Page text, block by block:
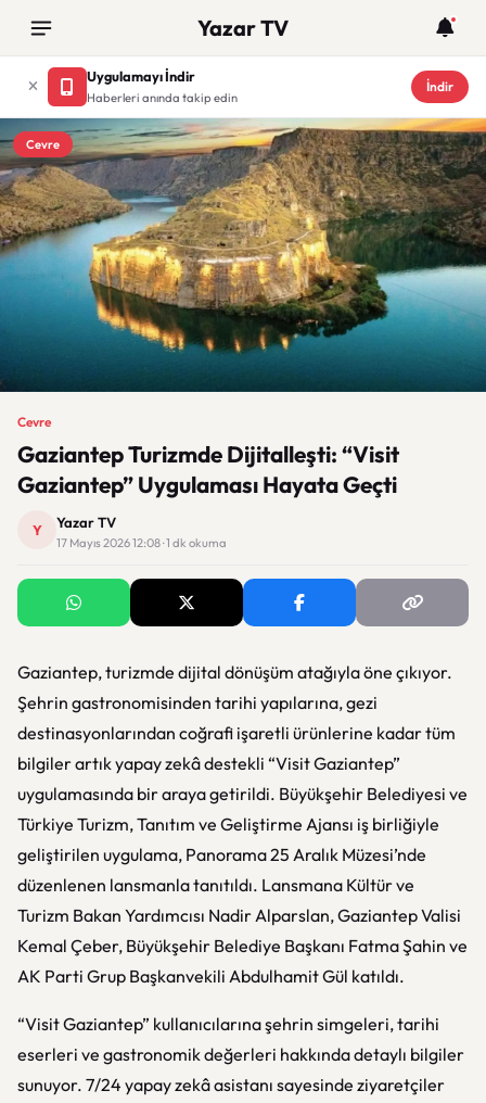
Yazar TV
Uygulamayı İndir
Haberleri anında takip edin
İndir
Cevre
Cevre
Gaziantep Turizmde Dijitalleşti: “Visit
Gaziantep” Uygulaması Hayata Geçti
Y Yazar TV
17 Mayıs 2026 12:08 · 1 dk okuma
Gaziantep, turizmde dijital dönüşüm atağıyla öne çıkıyor.
Şehrin gastronomisinden tarihi yapılarına, gezi
destinasyonlarından coğrafi işaretli ürünlerine kadar tüm
bilgiler artık yapay zekâ destekli “Visit Gaziantep”
uygulamasında bir araya getirildi. Büyükşehir Belediyesi ve
Türkiye Turizm, Tanıtım ve Geliştirme Ajansı iş birliğiyle
geliştirilen uygulama, Panorama 25 Aralık Müzesi’nde
düzenlenen lansmanla tanıtıldı. Lansmana Kültür ve
Turizm Bakan Yardımcısı Nadir Alparslan, Gaziantep Valisi
Kemal Çeber, Büyükşehir Belediye Başkanı Fatma Şahin ve
AK Parti Grup Başkanvekili Abdulhamit Gül katıldı.
“Visit Gaziantep” kullanıcılarına şehrin simgeleri, tarihi
eserleri ve gastronomik değerleri hakkında detaylı bilgiler
sunuyor. 7/24 yapay zekâ asistanı sayesinde ziyaretçiler